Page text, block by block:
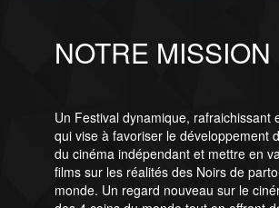
NOTRE MISSION
Un Festival dynamique, rafraichissant
qui vise à favoriser le développement
du cinéma indépendant et mettre en
films sur les réalités des Noirs de
monde. Un regard nouveau sur le